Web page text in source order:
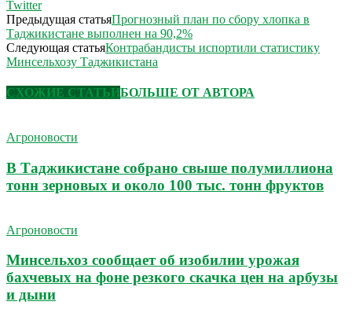
Twitter
Предыдущая статьяПрогнозный план по сбору хлопка в
Таджикистане выполнен на 90,2%
Следующая статьяКонтрабандисты испортили статистику
Минсельхозу Таджикистана
СХОЖИЕ СТАТЬИБОЛЬШЕ ОТ АВТОРА
Агроновости
В Таджикистане собрано свыше полумиллиона
тонн зерновых и около 100 тыс. тонн фруктов
Агроновости
Минсельхоз сообщает об изобилии урожая
бахчевых на фоне резкого скачка цен на арбузы
и дыни